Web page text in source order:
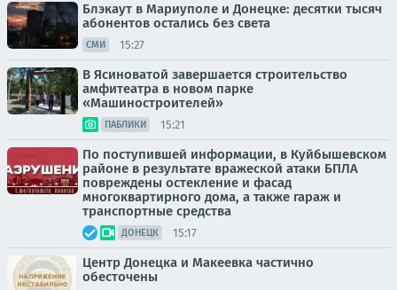
Блэкаут в Мариуполе и Донецке: десятки тысяч
абонентов остались без света
СМИ 15:27
В Ясиноватой завершается строительство
амфитеатра в новом парке
«Машиностроителей»
ПАБЛИКИ 15:21
По поступившей информации, в Куйбышевском
районе в результате вражеской атаки БПЛА
повреждены остекление и фасад
многоквартирного дома, а также гараж и
транспортные средства
ДОНЕЦК 15:17
Центр Донецка и Макеевка частично
обесточены